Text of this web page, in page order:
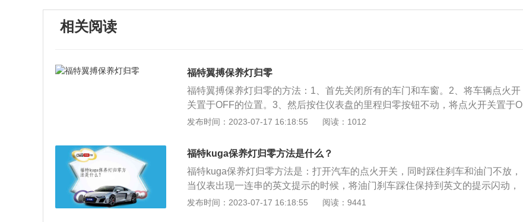
相关阅读
福特翼搏保养灯归零
福特翼搏保养灯归零的方法：1、首先关闭所有的车门和车窗。2、将车辆点火开
关置于OFF的位置。3、然后按住仪表盘的里程归零按钮不动，将点火开关置于O
N的位置。4、此时里程表会显示从10开始倒数的画面。待里程显示倒数为0后，
保养灯的作用：更直接地记录使用里程数，提醒车主可以进行相关保养。正所谓
汽车七分养三分修，很多汽车故障都是由一些小毛病堆积而来，所以平时一定要
有定期保养的意识。不仅可以让车子有一个良好的状态，在一定程度上还可以避
免驾驶时突然出现故障，增加汽车的安全性。
发布时间：2023-07-17 16:18:55 阅读：1012
福特kuga保养灯归零方法是什么？
福特kuga保养灯归零方法是：打开汽车的点火开关，同时踩住刹车和油门不放，
当仪表出现一连串的英文提示的时候，将油门刹车踩住保持到英文的提示闪动，
松开汽车的刹车和油门即可。福特kuga是福特旗下的一款SUV车型，中文名是翼
发布时间：2023-07-17 16:18:55 阅读：9441